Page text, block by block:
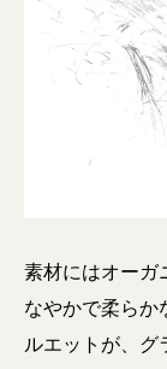
素材にはオーガ
なやかで柔らか
ルエットが、グ